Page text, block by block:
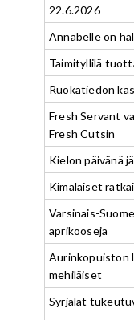
22.6.2026
Annabelle on
Taimityllilä
Ruokatiedon
Fresh Servant
Fresh Cutsin
Kielon päivänä
Kimalaiset
Varsinais-
aprikooseja
Aurinkopuiston
mehiläiset
Syrjälät